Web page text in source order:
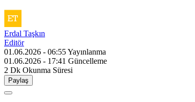
Erdal Taşkın
Editör
01.06.2026 - 06:55Yayınlanma
01.06.2026 - 17:41 Güncelleme
2 Dk Okunma Süresi
Paylaş